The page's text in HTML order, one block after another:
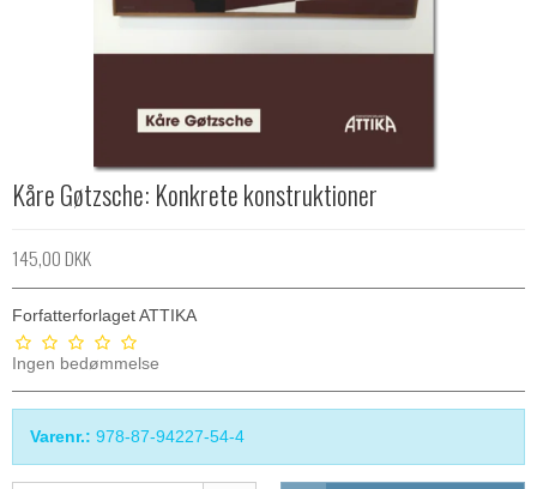
Kåre Gøtzsche: Konkrete konstruktioner
145,00 DKK
Forfatterforlaget ATTIKA
Ingen bedømmelse
Varenr.: 978-87-94227-54-4